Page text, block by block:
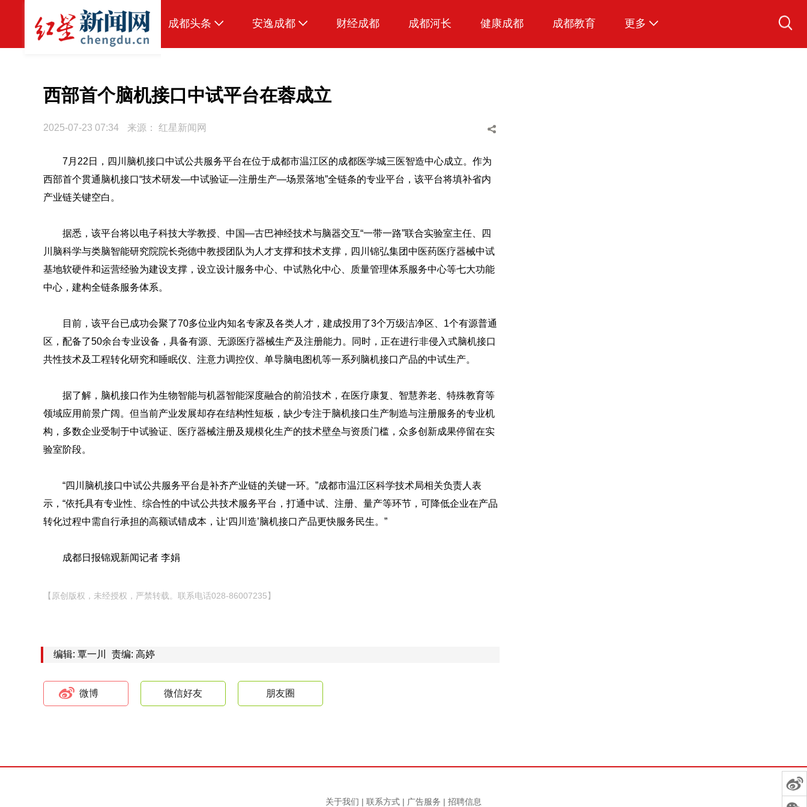
成都头条
本地
头条智造
公示
安逸成都
美食
财经成都 成都河长 健康成都 成都教育 更多
西部首个脑机接口中试平台在蓉成立
2025-07-23 07:34 来源： 红星新闻网
7月22日，四川脑机接口中试公共服务平台在位于成都市温江区的成都医学城三医智造中心成立。作为
西部首个贯通脑机接口“技术研发—中试验证—注册生产—场景落地”全链条的专业平台，该平台将填补省内
产业链关键空白。
据悉，该平台将以电子科技大学教授、中国—古巴神经技术与脑器交互“一带一路”联合实验室主任、四
川脑科学与类脑智能研究院院长尧德中教授团队为人才支撑和技术支撑，四川锦弘集团中医药医疗器械中试
基地软硬件和运营经验为建设支撑，设立设计服务中心、中试熟化中心、质量管理体系服务中心等七大功能
中心，建构全链条服务体系。
目前，该平台已成功会聚了70多位业内知名专家及各类人才，建成投用了3个万级洁净区、1个有源普通
区，配备了50余台专业设备，具备有源、无源医疗器械生产及注册能力。同时，正在进行非侵入式脑机接口
共性技术及工程转化研究和睡眠仪、注意力调控仪、单导脑电图机等一系列脑机接口产品的中试生产。
据了解，脑机接口作为生物智能与机器智能深度融合的前沿技术，在医疗康复、智慧养老、特殊教育等
领域应用前景广阔。但当前产业发展却存在结构性短板，缺少专注于脑机接口生产制造与注册服务的专业机
构，多数企业受制于中试验证、医疗器械注册及规模化生产的技术壁垒与资质门槛，众多创新成果停留在实
验室阶段。
“四川脑机接口中试公共服务平台是补齐产业链的关键一环。”成都市温江区科学技术局相关负责人表
示，“依托具有专业性、综合性的中试公共技术服务平台，打通中试、注册、量产等环节，可降低企业在产品
转化过程中需自行承担的高额试错成本，让‘四川造’脑机接口产品更快服务民生。”
成都日报锦观新闻记者 李娟
【原创版权，未经授权，严禁转载。联系电话028-86007235】
编辑: 覃一川 责编: 高婷
微博 微信好友 朋友圈
关于我们 | 联系方式 | 广告服务 | 招聘信息